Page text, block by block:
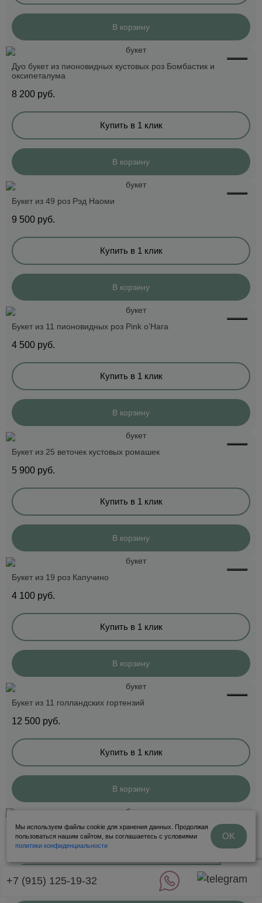
В корзину
Дуо букет из пионовидных кустовых роз Бомбастик и
оксипеталума
8 200 руб.
Купить в 1 клик
В корзину
Букет из 49 роз Рэд Наоми
9 500 руб.
Купить в 1 клик
В корзину
Букет из 11 пионовидных роз Pink o’Hara
4 500 руб.
Купить в 1 клик
В корзину
Букет из 25 веточек кустовых ромашек
5 900 руб.
Купить в 1 клик
В корзину
Букет из 19 роз Капучино
4 100 руб.
Купить в 1 клик
В корзину
Букет из 11 голландских гортензий
12 500 руб.
Купить в 1 клик
В корзину
Букет из 20 веточек кустовой розы Бомбастик
7 500руб.
Купить в 1 клик
Мы используем файлы cookie для хранения данных. Продолжая
пользоваться нашим сайтом, вы соглашаетесь с условиями
политики конфиденциальности
OK
+7 (915) 125-19-32